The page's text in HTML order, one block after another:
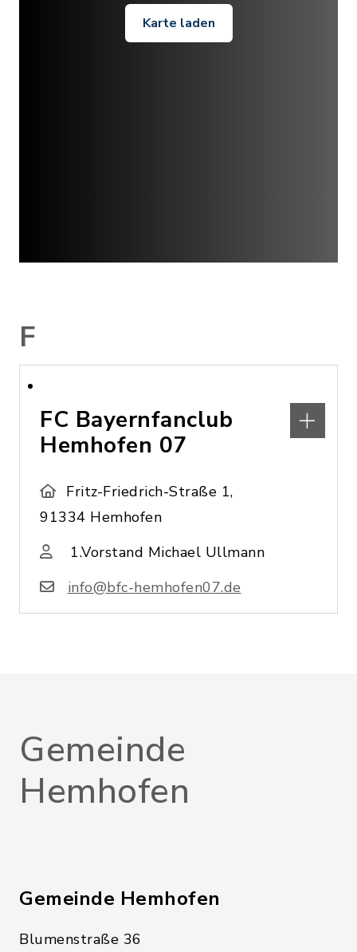
Karte laden
F
FC Bayernfanclub
Hemhofen 07
Fritz-Friedrich-Straße 1,
91334 Hemhofen
1.Vorstand Michael Ullmann
info@bfc-hemhofen07.de
Gemeinde
Hemhofen
Gemeinde Hemhofen
Blumenstraße 36